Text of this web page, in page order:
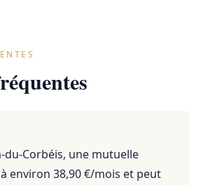
du-Corbéis, une mutuelle
environ 38,90 €/mois et peut